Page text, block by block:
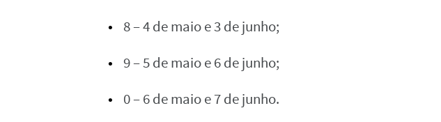
8 – 4 de maio e 3 de junho;
9 – 5 de maio e 6 de junho;
0 – 6 de maio e 7 de junho.